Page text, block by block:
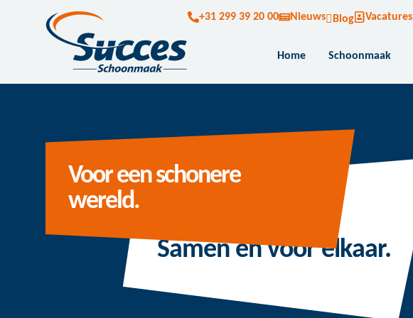
+31 299 39 20 00 Nieuws Blog Vacatures
Home Schoonmaak
Voor een schonere
wereld.
Samen en voor elkaar.